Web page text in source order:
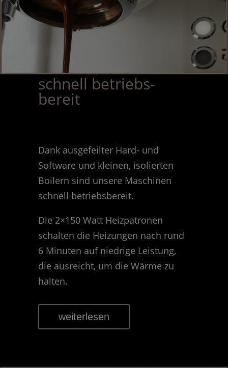
schnell betriebs-
bereit
Dank ausgefeilter Hard- und
Software und kleinen, isolierten
Boilern sind unsere Maschinen
schnell betriebsbereit.
Die 2×150 Watt Heizpatronen
schalten die Heizungen nach rund
6 Minuten auf niedrige Leistung,
die ausreicht, um die Wärme zu
halten.
weiterlesen